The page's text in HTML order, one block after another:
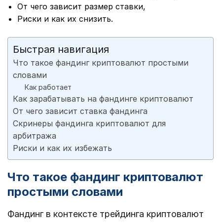
От чего зависит размер ставки,
Риски и как их снизить.
Быстрая навигация
Что такое фандинг криптовалют простыми
словами
Как работает
Как зарабатывать на фандинге криптовалют
От чего зависит ставка фандинга
Скринеры фандинга криптовалют для
арбитража
Риски и как их избежать
Что такое фандинг криптовалют
простыми словами
Фандинг в контексте трейдинга криптовалют